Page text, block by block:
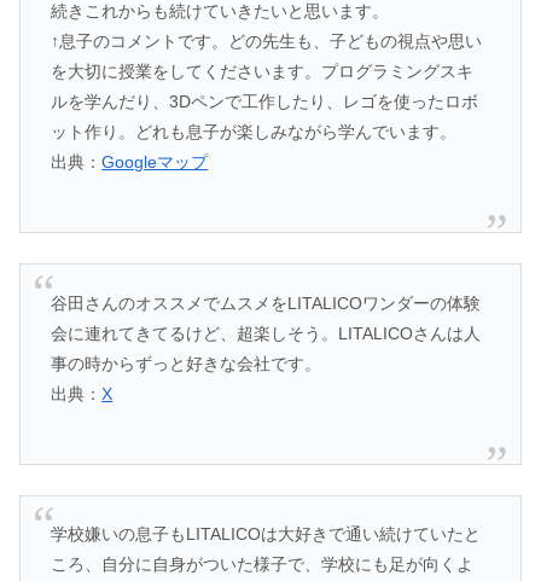
続きこれからも続けていきたいと思います。
↑息子のコメントです。どの先生も、子どもの視点や思い
を大切に授業をしてくださいます。プログラミングスキ
ルを学んだり、3Dペンで工作したり、レゴを使ったロボ
ット作り。どれも息子が楽しみながら学んでいます。
出典：Googleマップ
谷田さんのオススメでムスメをLITALICOワンダーの体験
会に連れてきてるけど、超楽しそう。LITALICOさんは人
事の時からずっと好きな会社です。
出典：X
学校嫌いの息子もLITALICOは大好きで通い続けていたと
ころ、自分に自身がついた様子で、学校にも足が向くよ